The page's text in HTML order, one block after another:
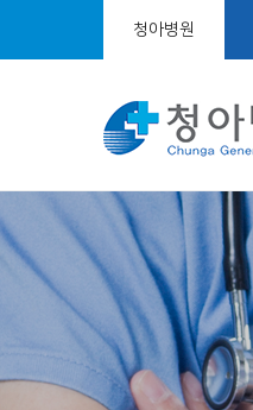
청아병원
서
브
얼